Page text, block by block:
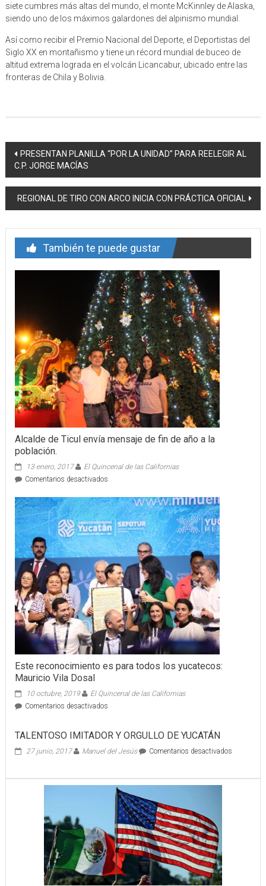
siete cumbres más altas del mundo, el monte McKinnley de Alaska,
siendo uno de los máximos galardones del alpinismo mundial.
Así como recibir el Premio Nacional del Deporte, el Deportistas del
Siglo XX en montañismo y tiene un récord mundial de buceo de
altitud extrema lograda en el volcán Licancabur, ubicado entre las
fronteras de Chila y Bolivia.
Navegación
de
entrada
PRESENTAN PLANILLA “POR LA UNIDAD” PARA REELEGIR AL
C.P. JORGE MACÍAS
REGIONAL DE TIRO CON ARCO INICIA CON PRÁCTICA OFICIAL
También te puede gustar
Alcalde de Ticul envía mensaje de fin de año a la
población.
13 enero, 2017
El Quincenal de las Californias
Comentarios desactivadosen
de
Ticul
envía
mensaje
de
fin
de
año
a
la
población.
Este reconocimiento es para todos los yucatecos:
Mauricio Vila Dosal
10 octubre, 2019
El Quincenal de las Californias
Comentarios desactivadosen
es
para
yucatecos:
Mauricio
Dosal
TALENTOSO IMITADOR Y ORGULLO DE YUCATÁN
27 junio, 2017 Manuel del Jesús Comentarios desactivadosen